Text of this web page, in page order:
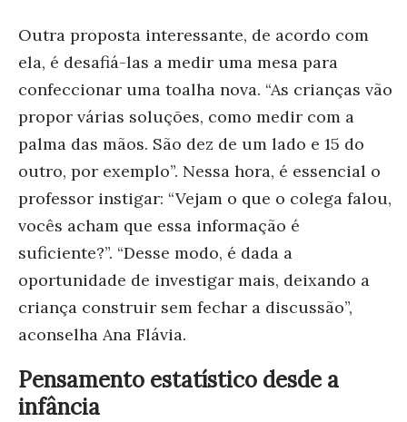
Outra proposta interessante, de acordo com
ela, é desafiá-las a medir uma mesa para
confeccionar uma toalha nova. “As crianças vão
propor várias soluções, como medir com a
palma das mãos. São dez de um lado e 15 do
outro, por exemplo”. Nessa hora, é essencial o
professor instigar: “Vejam o que o colega falou,
vocês acham que essa informação é
suficiente?”. “Desse modo, é dada a
oportunidade de investigar mais, deixando a
criança construir sem fechar a discussão”,
aconselha Ana Flávia.
Pensamento estatístico desde a
infância